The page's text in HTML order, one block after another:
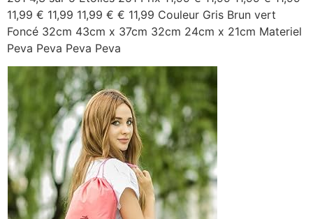
11,99 € 11,99 11,99 € € 11,99 Couleur Gris Brun vert
Foncé 32cm 43cm x 37cm 32cm 24cm x 21cm Materiel
Peva Peva Peva Peva